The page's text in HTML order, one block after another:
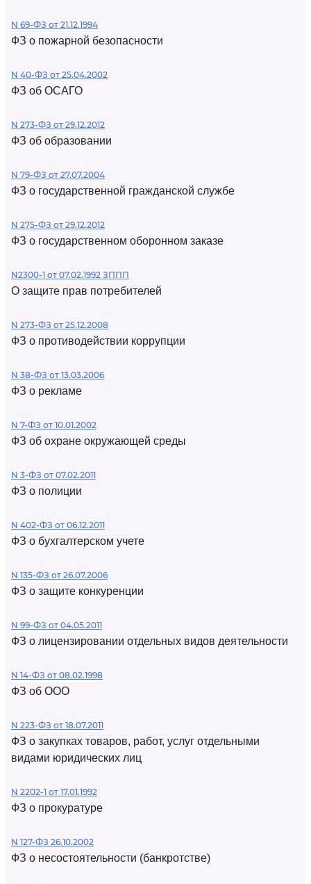
N 69-ФЗ от 21.12.1994
ФЗ о пожарной безопасности
N 40-ФЗ от 25.04.2002
ФЗ об ОСАГО
N 273-ФЗ от 29.12.2012
ФЗ об образовании
N 79-ФЗ от 27.07.2004
ФЗ о государственной гражданской службе
N 275-ФЗ от 29.12.2012
ФЗ о государственном оборонном заказе
N2300-1 от 07.02.1992 ЗППП
О защите прав потребителей
N 273-ФЗ от 25.12.2008
ФЗ о противодействии коррупции
N 38-ФЗ от 13.03.2006
ФЗ о рекламе
N 7-ФЗ от 10.01.2002
ФЗ об охране окружающей среды
N 3-ФЗ от 07.02.2011
ФЗ о полиции
N 402-ФЗ от 06.12.2011
ФЗ о бухгалтерском учете
N 135-ФЗ от 26.07.2006
ФЗ о защите конкуренции
N 99-ФЗ от 04.05.2011
ФЗ о лицензировании отдельных видов деятельности
N 14-ФЗ от 08.02.1998
ФЗ об ООО
N 223-ФЗ от 18.07.2011
ФЗ о закупках товаров, работ, услуг отдельными
видами юридических лиц
N 2202-1 от 17.01.1992
ФЗ о прокуратуре
N 127-ФЗ 26.10.2002
ФЗ о несостоятельности (банкротстве)